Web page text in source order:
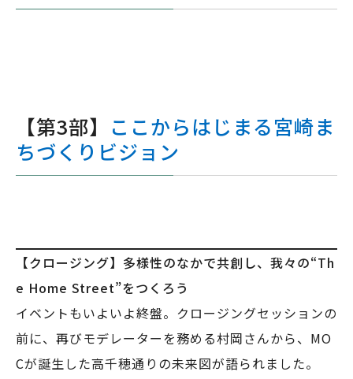
【第3部】 ここからはじまる宮崎ま
ちづくりビジョン
【クロージング】多様性のなかで共創し、我々の“Th
e Home Street”をつくろう
イベントもいよいよ終盤。クロージングセッションの
前に、再びモデレーターを務める村岡さんから、MO
Cが誕生した高千穂通りの未来図が語られました。